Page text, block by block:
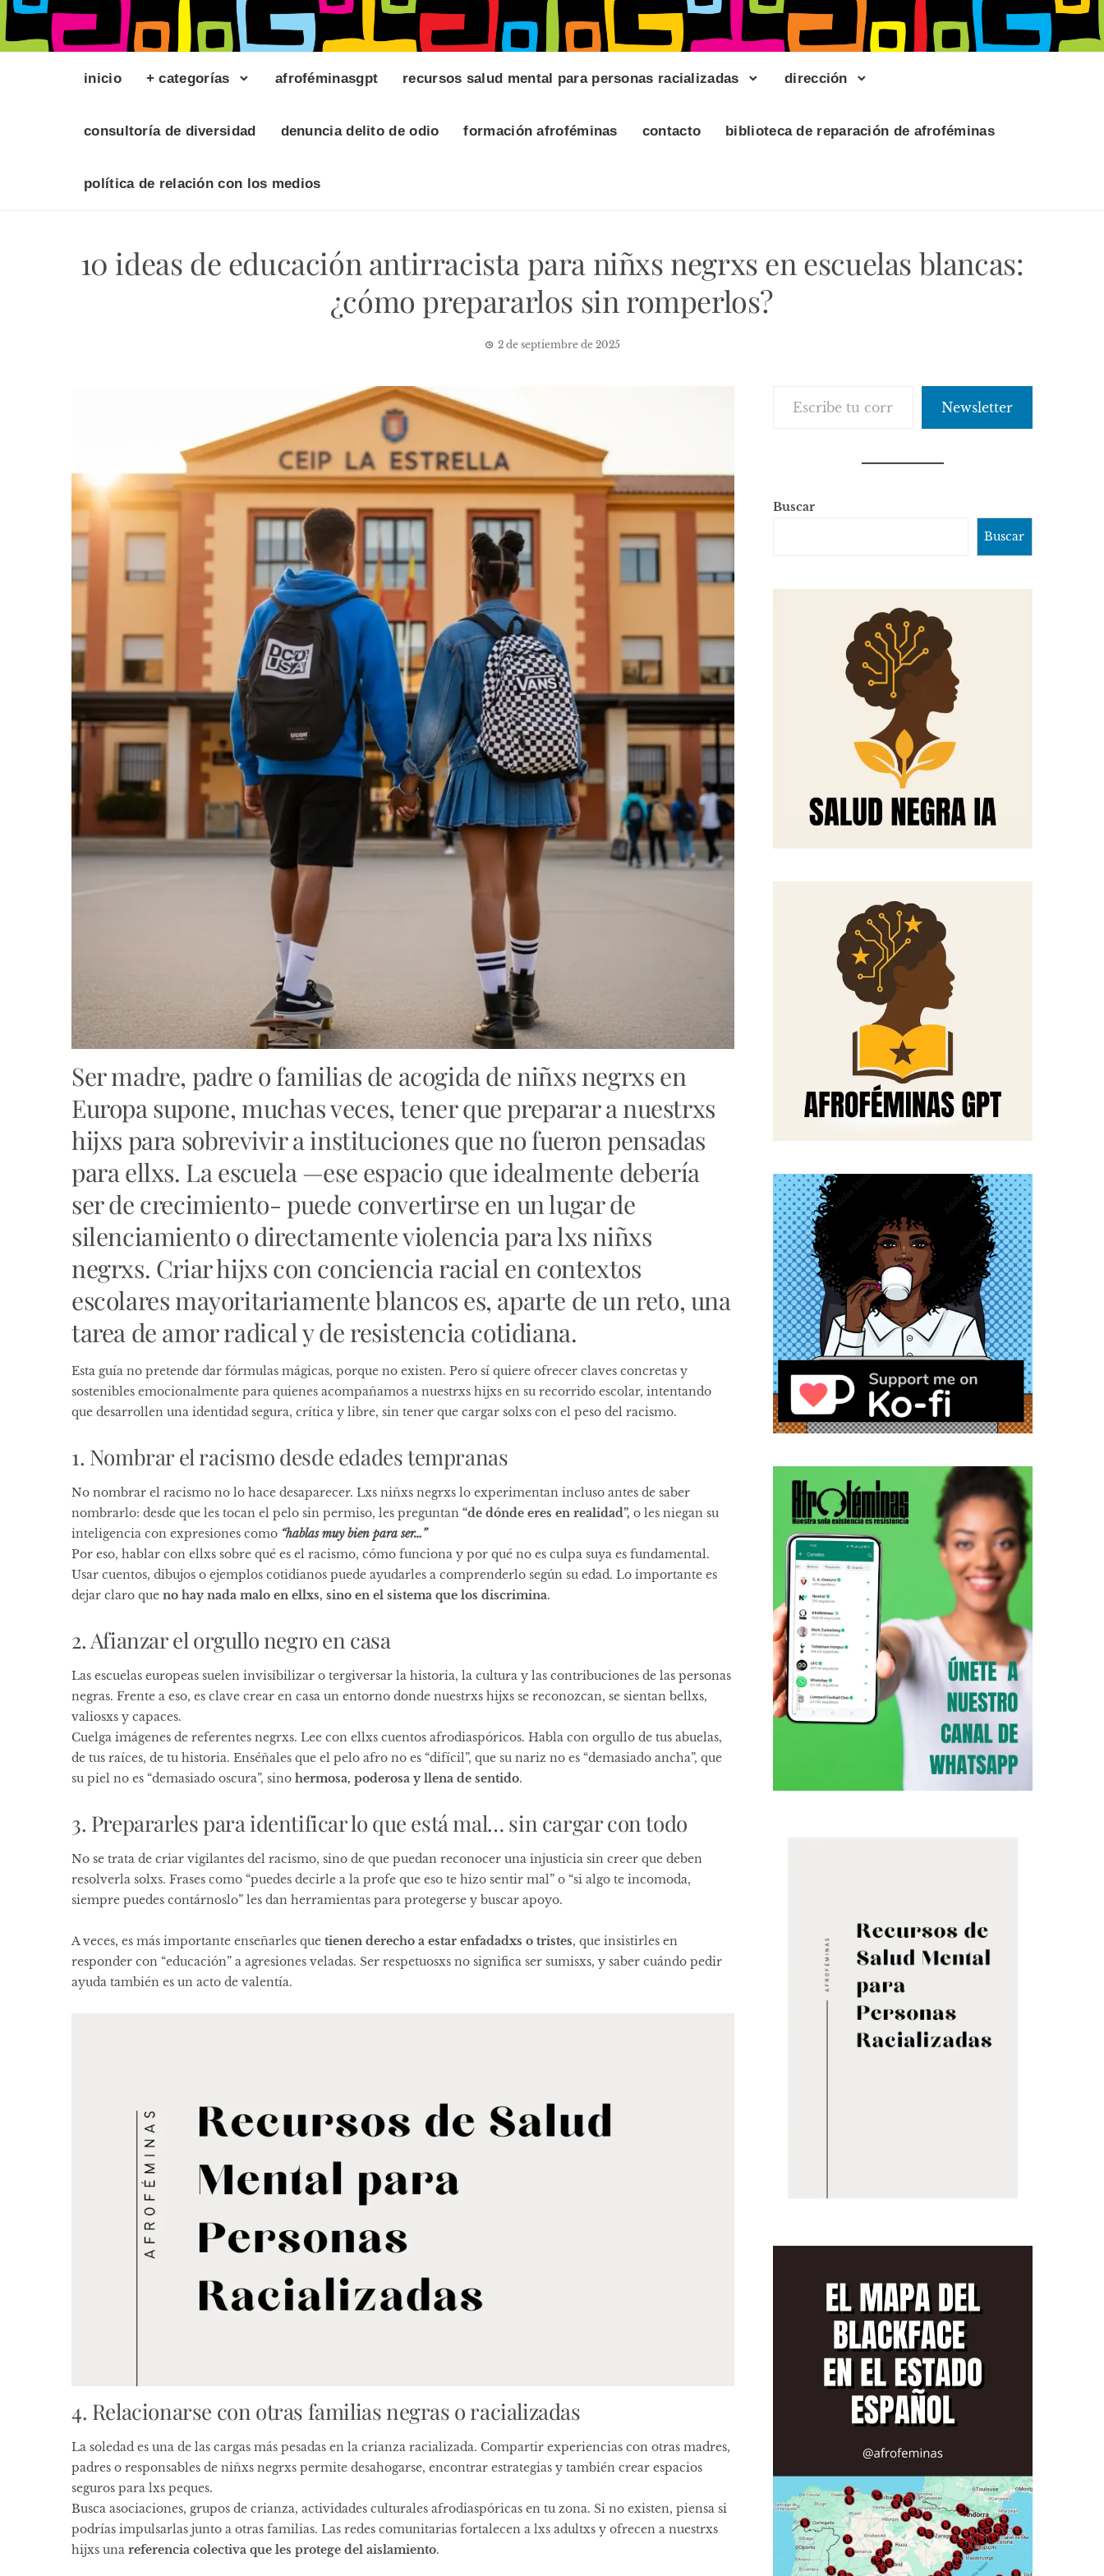
inicio + categorías afroféminasgpt recursos salud mental para personas racializadas dirección
consultoría de diversidad denuncia delito de odio formación afroféminas contacto biblioteca de reparación de afroféminas
política de relación con los medios
10 ideas de educación antirracista para niñxs negrxs en escuelas blancas:
¿cómo prepararlos sin romperlos?
2 de septiembre de 2025
Ser madre, padre o familias de acogida de niñxs negrxs en
Europa supone, muchas veces, tener que preparar a nuestrxs
hijxs para sobrevivir a instituciones que no fueron pensadas
para ellxs. La escuela —ese espacio que idealmente debería
ser de crecimiento- puede convertirse en un lugar de
silenciamiento o directamente violencia para lxs niñxs
negrxs. Criar hijxs con conciencia racial en contextos
escolares mayoritariamente blancos es, aparte de un reto, una
tarea de amor radical y de resistencia cotidiana.
Esta guía no pretende dar fórmulas mágicas, porque no existen. Pero sí quiere ofrecer claves concretas y
sostenibles emocionalmente para quienes acompañamos a nuestrxs hijxs en su recorrido escolar, intentando
que desarrollen una identidad segura, crítica y libre, sin tener que cargar solxs con el peso del racismo.
1. Nombrar el racismo desde edades tempranas
No nombrar el racismo no lo hace desaparecer. Lxs niñxs negrxs lo experimentan incluso antes de saber
nombrarlo: desde que les tocan el pelo sin permiso, les preguntan “de dónde eres en realidad”, o les niegan su
inteligencia con expresiones como “hablas muy bien para ser…”
Por eso, hablar con ellxs sobre qué es el racismo, cómo funciona y por qué no es culpa suya es fundamental.
Usar cuentos, dibujos o ejemplos cotidianos puede ayudarles a comprenderlo según su edad. Lo importante es
dejar claro que no hay nada malo en ellxs, sino en el sistema que los discrimina.
2. Afianzar el orgullo negro en casa
Las escuelas europeas suelen invisibilizar o tergiversar la historia, la cultura y las contribuciones de las personas
negras. Frente a eso, es clave crear en casa un entorno donde nuestrxs hijxs se reconozcan, se sientan bellxs,
valiosxs y capaces.
Cuelga imágenes de referentes negrxs. Lee con ellxs cuentos afrodiaspóricos. Habla con orgullo de tus abuelas,
de tus raíces, de tu historia. Enséñales que el pelo afro no es “difícil”, que su nariz no es “demasiado ancha”, que
su piel no es “demasiado oscura”, sino hermosa, poderosa y llena de sentido.
3. Prepararles para identificar lo que está mal… sin cargar con todo
No se trata de criar vigilantes del racismo, sino de que puedan reconocer una injusticia sin creer que deben
resolverla solxs. Frases como “puedes decirle a la profe que eso te hizo sentir mal” o “si algo te incomoda,
siempre puedes contárnoslo” les dan herramientas para protegerse y buscar apoyo.
A veces, es más importante enseñarles que tienen derecho a estar enfadadxs o tristes, que insistirles en
responder con “educación” a agresiones veladas. Ser respetuosxs no significa ser sumisxs, y saber cuándo pedir
ayuda también es un acto de valentía.
4. Relacionarse con otras familias negras o racializadas
La soledad es una de las cargas más pesadas en la crianza racializada. Compartir experiencias con otras madres,
padres o responsables de niñxs negrxs permite desahogarse, encontrar estrategias y también crear espacios
seguros para lxs peques.
Busca asociaciones, grupos de crianza, actividades culturales afrodiaspóricas en tu zona. Si no existen, piensa si
podrías impulsarlas junto a otras familias. Las redes comunitarias fortalecen a lxs adultxs y ofrecen a nuestrxs
hijxs una referencia colectiva que les protege del aislamiento.
Newsletter
Buscar
Buscar